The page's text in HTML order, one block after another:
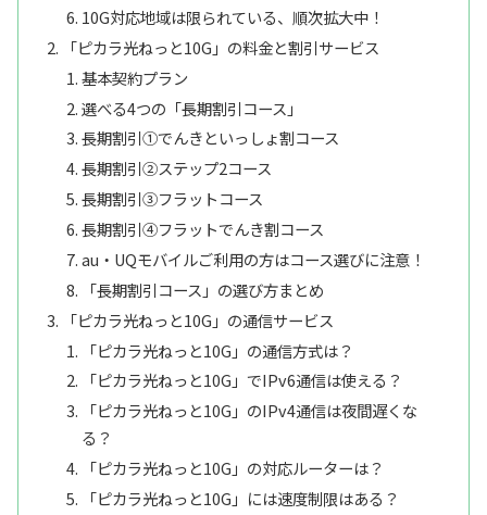
10G対応地域は限られている、順次拡大中！
「ピカラ光ねっと10G」の料金と割引サービス
基本契約プラン
選べる4つの「長期割引コース」
長期割引①でんきといっしょ割コース
長期割引②ステップ2コース
長期割引③フラットコース
長期割引④フラットでんき割コース
au・UQモバイルご利用の方はコース選びに注意！
「長期割引コース」の選び方まとめ
「ピカラ光ねっと10G」の通信サービス
「ピカラ光ねっと10G」の通信方式は？
「ピカラ光ねっと10G」でIPv6通信は使える？
「ピカラ光ねっと10G」のIPv4通信は夜間遅くな
る？
「ピカラ光ねっと10G」の対応ルーターは？
「ピカラ光ねっと10G」には速度制限はある？